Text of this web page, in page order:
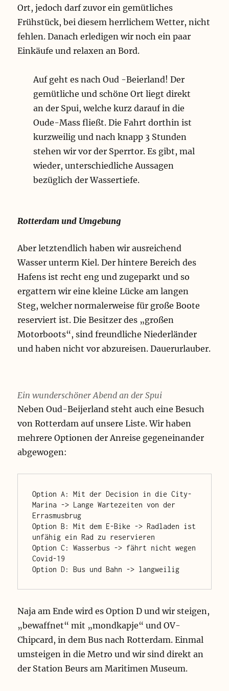
e
n
M
ü
l
d
e
T
r
e
u
s
H
e
n
„
f
i
s
c
h
e
n
“
s
o
n
r
c
r
e
c
k
e
n
.
S
l
s
e
i
n
t
Ort, jedoch darf zuvor ein gemütliches
Frühstück, bei diesem herrlichem Wetter, nicht
fehlen. Danach erledigen wir noch ein paar
Einkäufe und relaxen an Bord.
Auf geht es nach Oud -Beierland! Der
gemütliche und schöne Ort liegt direkt
an der Spui, welche kurz darauf in die
Oude-Mass fließt. Die Fahrt dorthin ist
kurzweilig und nach knapp 3 Stunden
stehen wir vor der Sperrtor. Es gibt, mal
wieder, unterschiedliche Aussagen
bezüglich der Wassertiefe.
Rotterdam und Umgebung
Aber letztendlich haben wir ausreichend
Wasser unterm Kiel. Der hintere Bereich des
Hafens ist recht eng und zugeparkt und so
ergattern wir eine kleine Lücke am langen
Steg, welcher normalerweise für große Boote
reserviert ist. Die Besitzer des „großen
Motorboots“, sind freundliche Niederländer
und haben nicht vor abzureisen. Dauerurlauber.
Ein wunderschöner Abend an der Spui
Neben Oud-Beijerland steht auch eine Besuch
von Rotterdam auf unsere Liste. Wir haben
mehrere Optionen der Anreise gegeneinander
abgewogen:
Option A: Mit der Decision in die City-
Marina -> Lange Wartezeiten von der
Errasmusbrug
Option B: Mit dem E-Bike -> Radladen ist
unfähig ein Rad zu reservieren
Option C: Wasserbus -> fährt nicht wegen
Covid-19
Option D: Bus und Bahn -> langweilig
Naja am Ende wird es Option D und wir steigen,
„bewaffnet“ mit „mondkapje“ und OV-
Chipcard, in dem Bus nach Rotterdam. Einmal
umsteigen in die Metro und wir sind direkt an
der Station Beurs am Maritimen Museum.